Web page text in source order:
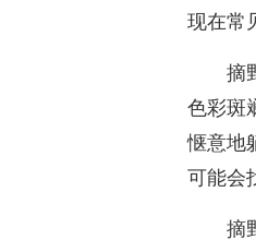
现在常
摘
色彩斑
惬意地
可能会
摘